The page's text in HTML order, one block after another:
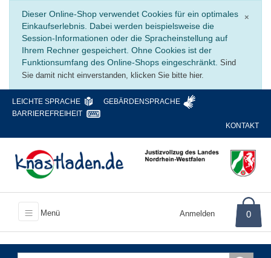
×
Dieser Online-Shop verwendet Cookies für ein optimales
Einkaufserlebnis. Dabei werden beispielsweise die
Session-Informationen oder die Spracheinstellung auf
Ihrem Rechner gespeichert. Ohne Cookies ist der
Funktionsumfang des Online-Shops eingeschränkt. Sind
Sie damit nicht einverstanden, klicken Sie bitte hier.
LEICHTE SPRACHE
GEBÄRDENSPRACHE
BARRIEREFREIHEIT
KONTAKT
Menü Anmelden 0